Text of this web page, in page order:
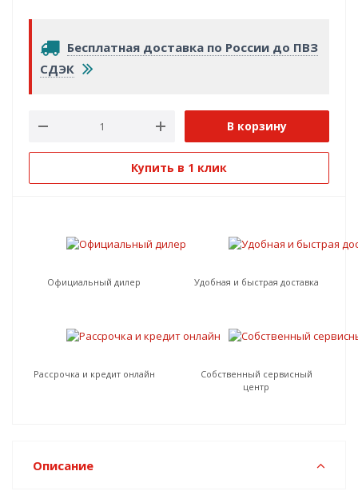
Бесплатная доставка по России до ПВЗ
СДЭК
В корзину
Купить в 1 клик
Официальный дилер Удобная и быстрая доставка
Рассрочка и кредит онлайн
Собственный сервисный
центр
Описание